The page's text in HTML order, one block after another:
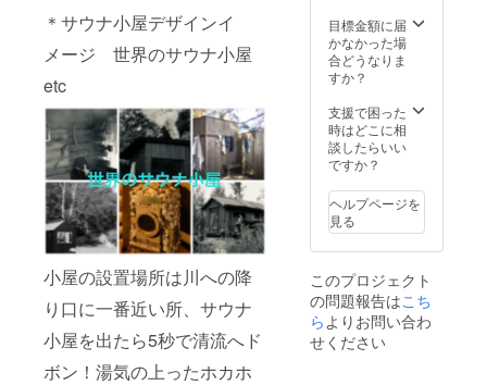
＊サウナ小屋デザインイ
メージ 世界のサウナ小屋
etc
小屋の設置場所は川への降
り口に一番近い所、サウナ
小屋を出たら5秒で清流へド
ボン！湯気の上ったホカホ
※詳細の
日程は
プロ
ジェク
後に
メール
にて調
整させ
て頂き
ます。
す。
（有効
期限：
） ※
キャン
プ宿泊
の第一
希望
日、第
日、第
三希望
日を備
考欄に
記載下
さい、
未定の
イベー
ト感覚
でお過
ます、
静かに
まった
りとサ
の極上
のい」
時間を
楽しん
でくだ
さい。
＊平日
限定の
BBQの
準備を
いたし
地なら
ではの
食材を
お買い
ださ
キャン
プは1日
定で
す、テ
ントサ
イトが
させて
頂く可
能性が
ロジェ
クト終
了後に
記載内
終確認
を行い
ま
す。」
達の名
称が記
された
「のれ
くぐっ
て、い
ざサウ
ナへ！
人、企
業、団
体、グ
ルー
援1名称
の記載
となり
ます。
どうぞ
かの時
間で貸
切いた
だけま
優先予
約をお
取りい
ただけ
通常予
約サイ
トでの
販売は
からと
なりま
すが、
チケッ
ト有効
だきま
す。 サ
ウナし
て焚火
「kannt
ano
base」
のアウ
サウナ
を存分
にお楽
しみく
い、ご
希望で
したら
キャン
プ宿泊
目標金額に届
かなかった場
合どうなりま
すか？
支援で困った
時はどこに相
談したらいい
ですか？
ヘルプページを
見る
このプロジェクト
の問題報告はこち
ら よりお問い合わ
せください